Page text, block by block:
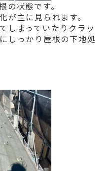
の状態です。
が主に見られます。
しまっていたりクラッ
しっかり屋根の下地処